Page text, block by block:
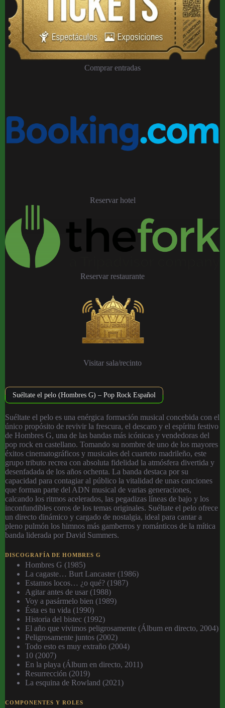
Comprar entradas
Reservar hotel
Reservar restaurante
Visitar sala/recinto
Suéltate el pelo (Hombres G) – Pop Rock Español
Suéltate el pelo es una enérgica formación musical concebida con el
único propósito de revivir la frescura, el descaro y el espíritu festivo
de Hombres G, una de las bandas más icónicas y vendedoras del
pop rock en castellano. Tomando su nombre de uno de los mayores
éxitos cinematográficos y musicales del cuarteto madrileño, este
grupo tributo recrea con absoluta fidelidad la atmósfera divertida y
desenfadada de los años ochenta. La banda destaca por su
capacidad para contagiar al público la vitalidad de unas canciones
que forman parte del ADN musical de varias generaciones,
calcando los ritmos acelerados, las pegadizas líneas de bajo y los
inconfundibles coros de los temas originales. Suéltate el pelo ofrece
un directo dinámico y cargado de nostalgia, ideal para cantar a
pleno pulmón los himnos más gamberros y románticos de la mítica
banda liderada por David Summers.
DISCOGRAFÍA DE HOMBRES G
Hombres G (1985)
La cagaste… Burt Lancaster (1986)
Estamos locos… ¿o qué? (1987)
Agitar antes de usar (1988)
Voy a pasármelo bien (1989)
Ésta es tu vida (1990)
Historia del bistec (1992)
El año que vivimos peligrosamente (Álbum en directo, 2004)
Peligrosamente juntos (2002)
Todo esto es muy extraño (2004)
10 (2007)
En la playa (Álbum en directo, 2011)
Resurrección (2019)
La esquina de Rowland (2021)
COMPONENTES Y ROLES